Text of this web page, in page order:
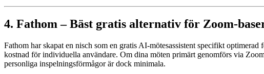
4. Fathom – Bäst gratis alternativ för Zoom-
Fathom har skapat en nisch som en gratis AI-mötesassistent specifikt
kostnad för individuella användare. Om dina möten primärt genomförs via
personliga inspelningsförmågor är dock minimala.